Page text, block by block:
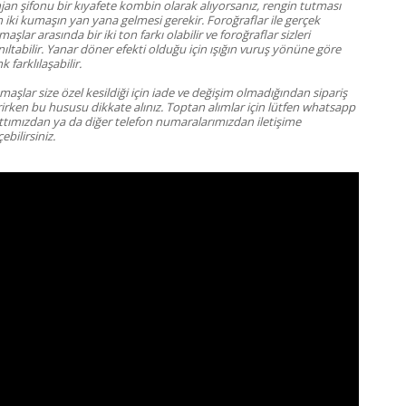
şifonu bir kıyafete kombin olarak alıyorsanız, rengin tutması
iki kumaşın yan yana gelmesi gerekir. Foroğraflar ile gerçek
arasında bir iki ton farkı olabilir ve foroğraflar sizleri
Yanar döner efekti olduğu için ışığın vuruş yönüne göre
farklılaşabilir.
size özel kesildiği için iade ve değişim olmadığından sipariş
bu hususu dikkate alınız. Toptan alımlar için lütfen whatsapp
ya da diğer telefon numaralarımızdan iletişime